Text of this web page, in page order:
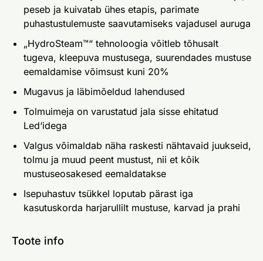
peseb ja kuivatab ühes etapis, parimate
puhastustulemuste saavutamiseks vajadusel auruga
„HydroSteam™“ tehnoloogia võitleb tõhusalt
tugeva, kleepuva mustusega, suurendades mustuse
eemaldamise võimsust kuni 20%
Mugavus ja läbimõeldud lahendused
Tolmuimeja on varustatud jala sisse ehitatud
Led‘idega
Valgus võimaldab näha raskesti nähtavaid juukseid,
tolmu ja muud peent mustust, nii et kõik
mustuseosakesed eemaldatakse
Isepuhastuv tsükkel loputab pärast iga
kasutuskorda harjarullilt mustuse, karvad ja prahi
Toote info